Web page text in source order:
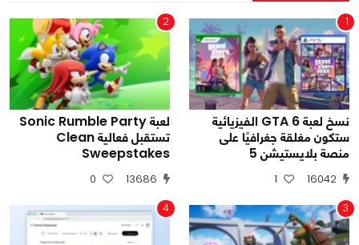
1
نسخ لعبة GTA 6 الفيزيائية
ستكون مغلقة جغرافيًا على
منصة بلايستيشن 5
16042
1
2
لعبة Sonic Rumble Party
تستقبل فعالية Clean
Sweepstakes
13686
0
3
4